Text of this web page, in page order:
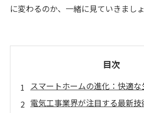
に変わるのか、一緒に見ていきましょ
目次
スマートホームの進化：快適な
電気工事業界が注目する最新技